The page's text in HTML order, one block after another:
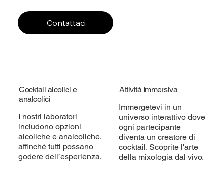
Contattaci
Cocktail alcolici e
analcolici
I nostri laboratori
includono opzioni
alcoliche e analcoliche,
affinché tutti possano
godere dell’esperienza.
Attività Immersiva
Immergetevi in un
universo interattivo dove
ogni partecipante
diventa un creatore di
cocktail. Scoprite l'arte
della mixologia dal vivo.